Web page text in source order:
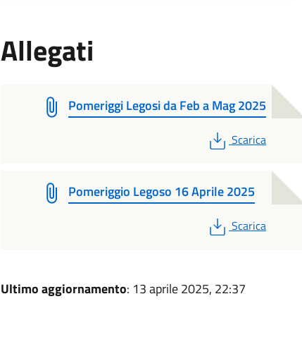
Allegati
Pomeriggi Legosi da Feb a Mag 2025
PDF
Scarica
Pomeriggio Legoso 16 Aprile 2025
PDF
Scarica
Ultimo aggiornamento: 13 aprile 2025, 22:37